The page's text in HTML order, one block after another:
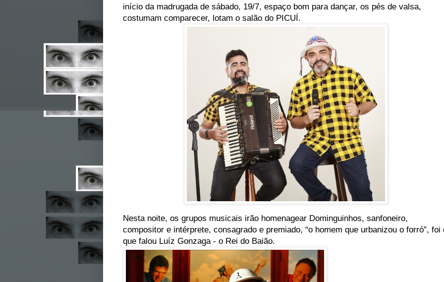
início da madrugada de sábado, 19/7, espaço bom para dançar, os pés de valsa,
costumam comparecer, lotam o salão do PICUÍ.
Nesta noite, os grupos musicais irão homenagear Dominguinhos, sanfoneiro,
compositor e intérprete, consagrado e premiado, “o homem que urbanizou o forró”, foi
que falou Luíz Gonzaga - o Rei do Baião.